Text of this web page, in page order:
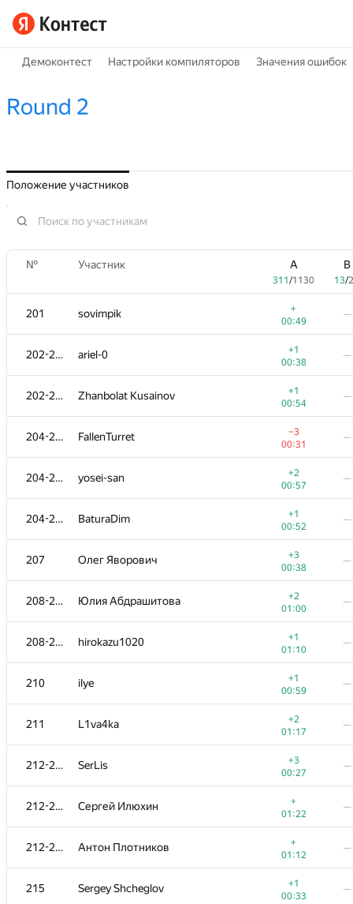
Демоконтест Настройки компиляторов Значения ошибок
Round 2
Положение участников
№ Участник A
311/1130
B
13/
201 sovimpik
+
00:49
—
202-203 ariel-0
+1
00:38
—
202-203 Zhanbolat Kusainov
+1
00:54
—
204-206 FallenTurret
−3
00:31
—
204-206 yosei-san
+2
00:57
—
204-206 BaturaDim
+1
00:52
—
207 Олег Яворович
+3
00:38
—
208-209 Юлия Абдрашитова
+2
01:00
—
208-209 hirokazu1020
+1
01:10
—
210 ilye
+1
00:59
—
211 L1va4ka
+2
01:17
—
212-214 SerLis
+3
00:27
—
212-214 Сергей Илюхин
+
01:22
—
212-214 Антон Плотников
+
01:12
—
215 Sergey Shcheglov
+1
00:33
—